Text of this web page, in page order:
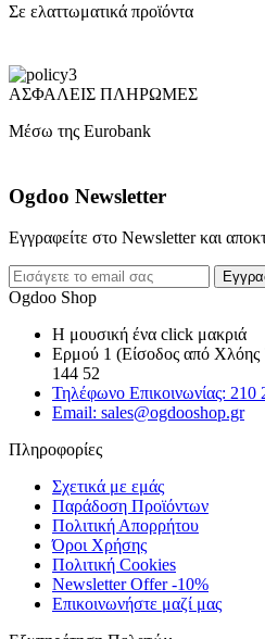
Σε ελαττωματικά προϊόντα
ΑΣΦΑΛΕΙΣ ΠΛΗΡΩΜΕΣ
Μέσω της Eurobank
Ogdoo Newsletter
Εγγραφείτε στο Newsletter και
Ogdoo Shop
Η μουσική ένα click μακριά
Ερμού 1 (Είσοδος από
144 52
Τηλέφωνο Επικοινωνίας: 210
Email: sales@ogdooshop.gr
Πληροφορίες
Σχετικά με εμάς
Παράδοση Προϊόντων
Πολιτική Απορρήτου
Όροι Χρήσης
Πολιτική Cookies
Newsletter Offer -10%
Επικοινωνήστε μαζί μας